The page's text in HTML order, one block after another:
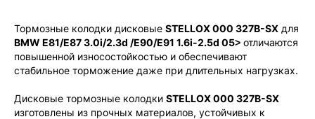
СДЭК — Курьер
2-4 дня, от 385 ₽
Тормозные колодки дисковые STELLOX 000 327B-SX для
BMW E81/E87 3.0i/2.3d /E90/E91 1.6i-2.5d 05˃ отличаются
повышенной износостойкостью и обеспечивают
стабильное торможение даже при длительных нагрузках.
Дисковые тормозные колодки STELLOX 000 327B-SX
изготовлены из прочных материалов, устойчивых к